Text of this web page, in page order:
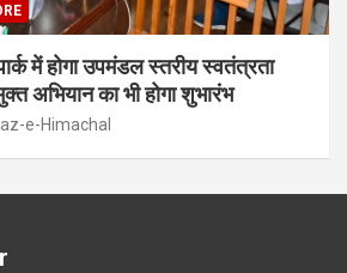
में होगा उपमंडल स्तरीय स्वतंत्रता
अभियान का भी होगा शुभारंभ
e-Himachal